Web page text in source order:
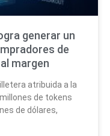
generar un
de
margen
atribuida a la
de tokens
de dólares,